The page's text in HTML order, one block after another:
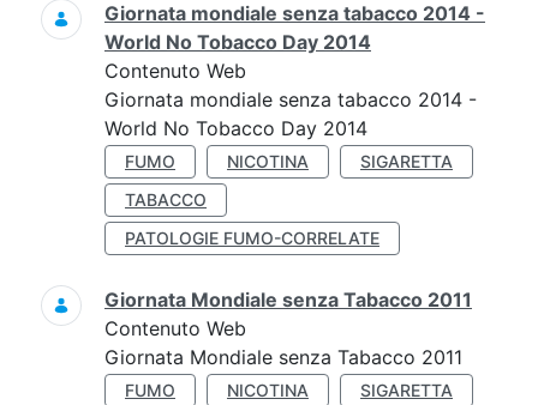
Giornata mondiale senza tabacco 2014 -
World No Tobacco Day 2014
Contenuto Web
Giornata mondiale senza tabacco 2014 -
World No Tobacco Day 2014
FUMO NICOTINA
SIGARETTA
TABACCO
PATOLOGIE FUMO-CORRELATE
Giornata Mondiale senza Tabacco 2011
Contenuto Web
Giornata Mondiale senza Tabacco 2011
FUMO NICOTINA
SIGARETTA